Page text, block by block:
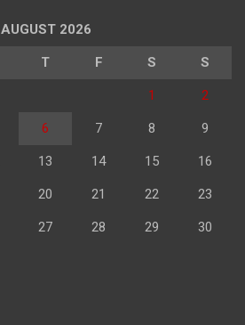
AUGUST 2026
T F S S
1 2
6 7 8 9
13 14 15 16
20 21 22 23
27 28 29 30